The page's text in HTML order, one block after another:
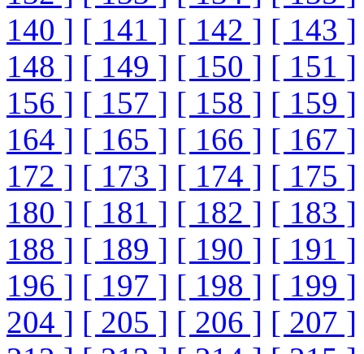
140 ] [ 141 ] [ 142 ] [ 143 ]
148 ] [ 149 ] [ 150 ] [ 151 ]
156 ] [ 157 ] [ 158 ] [ 159 ]
164 ] [ 165 ] [ 166 ] [ 167 ]
172 ] [ 173 ] [ 174 ] [ 175 ]
180 ] [ 181 ] [ 182 ] [ 183 ]
188 ] [ 189 ] [ 190 ] [ 191 ]
196 ] [ 197 ] [ 198 ] [ 199 ]
204 ] [ 205 ] [ 206 ] [ 207 ]